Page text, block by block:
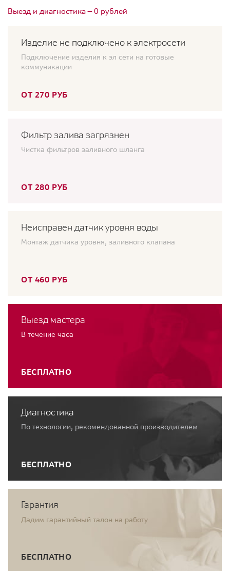
Выезд и диагностика — 0 рублей
Изделие не подключено к электросети
Подключение изделия к эл сети на готовые
коммуникации
ОТ 270 РУБ
Фильтр залива загрязнен
Чистка фильтров заливного шланга
ОТ 280 РУБ
Неисправен датчик уровня воды
Монтаж датчика уровня, заливного клапана
ОТ 460 РУБ
Выезд мастера
В течение часа
БЕСПЛАТНО
Диагностика
По технологии, рекомендованной производителем
БЕСПЛАТНО
Гарантия
Дадим гарантийный талон на работу
БЕСПЛАТНО